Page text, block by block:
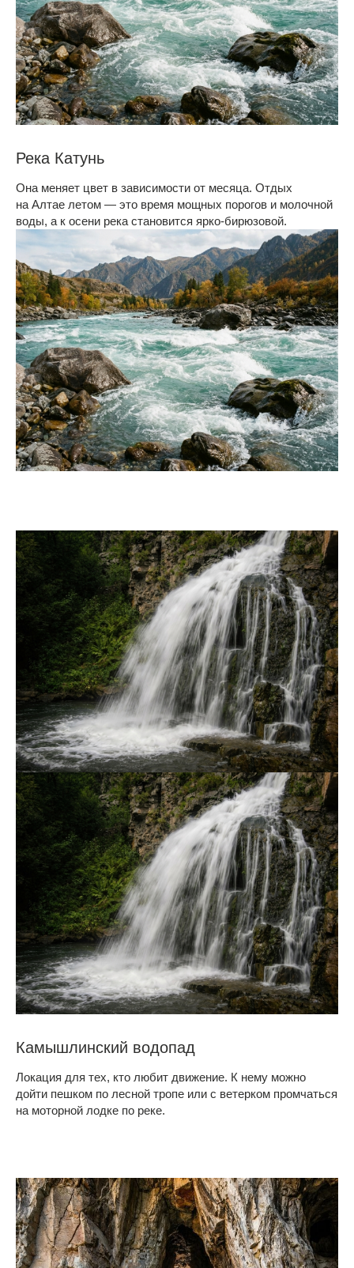
Река Катунь
Она меняет цвет в зависимости от месяца. Отдых
на Алтае летом — это время мощных порогов и молочной
воды, а к осени река становится ярко-бирюзовой.
Камышлинский водопад
Локация для тех, кто любит движение. К нему можно
дойти пешком по лесной тропе или с ветерком промчаться
на моторной лодке по реке.